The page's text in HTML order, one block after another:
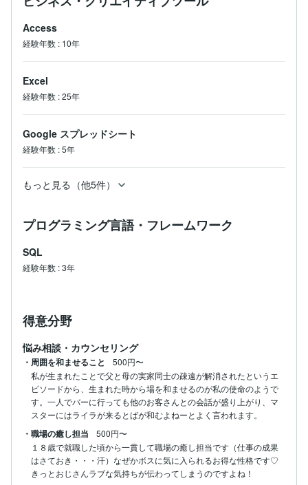
Access
経験年数 : 10年
Excel
経験年数 :25年
Google スプレッドシート
経験年数 :5年
もっと見る（他5件）
プログラミング言語・フレームワーク
SQL
経験年数 :3年
得意分野
悩み相談・カウンセリング
・周囲を和ませること
500円〜
私が生まれたことで父と母の実家同士の疎遠が解消されたというエ
ピソードから、生まれた時から場を和ませるのが私の使命のようで
す。一人でバーに行っても他のお客さんとの会話が盛り上がり、マ
スターにはライラが来るとばが和むよねーとよく言われます。
・職場の癒し担当
500円〜
１８歳で就職した頃から一貫して職場の癒し担当です（仕事の成果
はさておき・・・汗）なぜかボスに気に入られるお得な性格です♡
きっとおじさんラブな気持ちが伝わってしまうのですよね！